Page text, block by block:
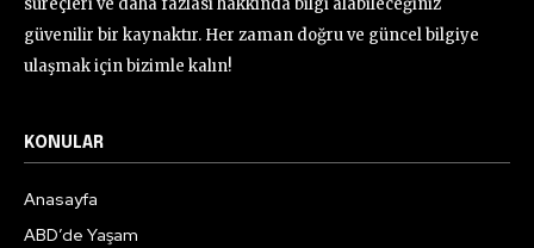
süreçleri ve daha fazlası hakkında bilgi alabileceğiniz
güvenilir bir kaynaktır. Her zaman doğru ve güncel bilgiye
ulaşmak için bizimle kalın!
KONULAR
Anasayfa
ABD’de Yaşam